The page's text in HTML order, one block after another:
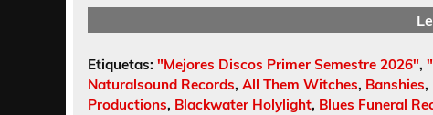
Etiquetas: "Mejores Discos Primer Semestre 2026",
Naturalsound Records, All Them Witches, Banshies,
Productions, Blackwater Holylight, Blues Funeral